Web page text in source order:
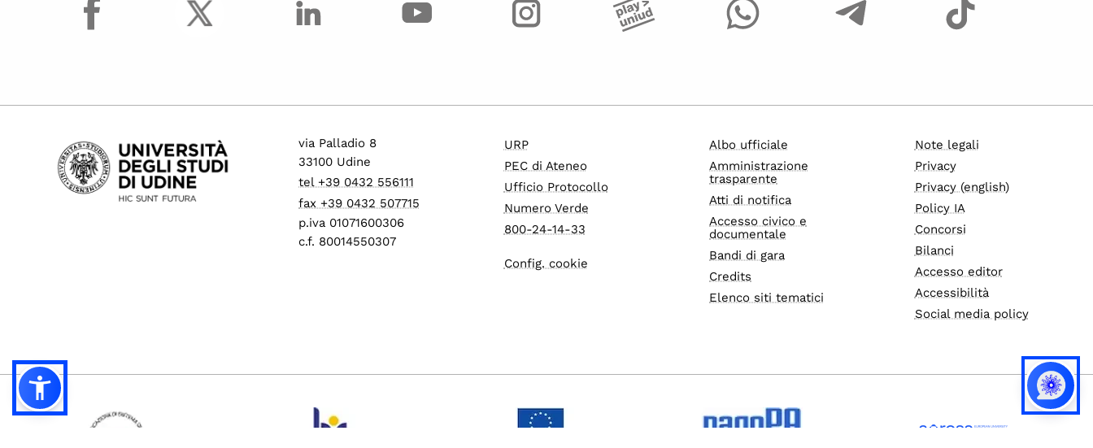
via Palladio 8
33100 Udine
tel +39 0432 556111
fax +39 0432 507715
p.iva 01071600306
c.f. 80014550307
URP
PEC di Ateneo
Ufficio Protocollo
Numero Verde
800-24-14-33
Config. cookie
Albo ufficiale
Amministrazione
trasparente
Atti di notifica
Accesso civico e
documentale
Bandi di gara
Credits
Elenco siti tematici
Note legali
Privacy
Privacy (english)
Policy IA
Concorsi
Bilanci
Accesso editor
Accessibilità
Social media policy